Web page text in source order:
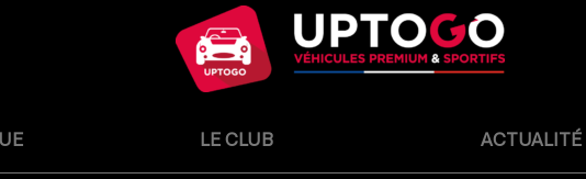
LE CLUB ACTUALITÉ